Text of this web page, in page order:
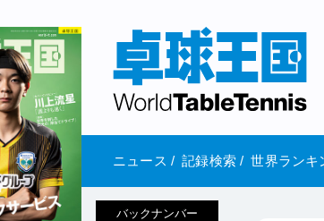
ニュース / 記録検索 / 世界ランキ
バックナンバー